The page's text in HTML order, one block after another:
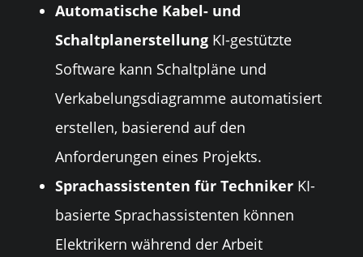
Automatische Kabel- und
Schaltplanerstellung KI-gestützte
Software kann Schaltpläne und
Verkabelungsdiagramme automatisiert
erstellen, basierend auf den
Anforderungen eines Projekts.
Sprachassistenten für Techniker KI-
basierte Sprachassistenten können
Elektrikern während der Arbeit